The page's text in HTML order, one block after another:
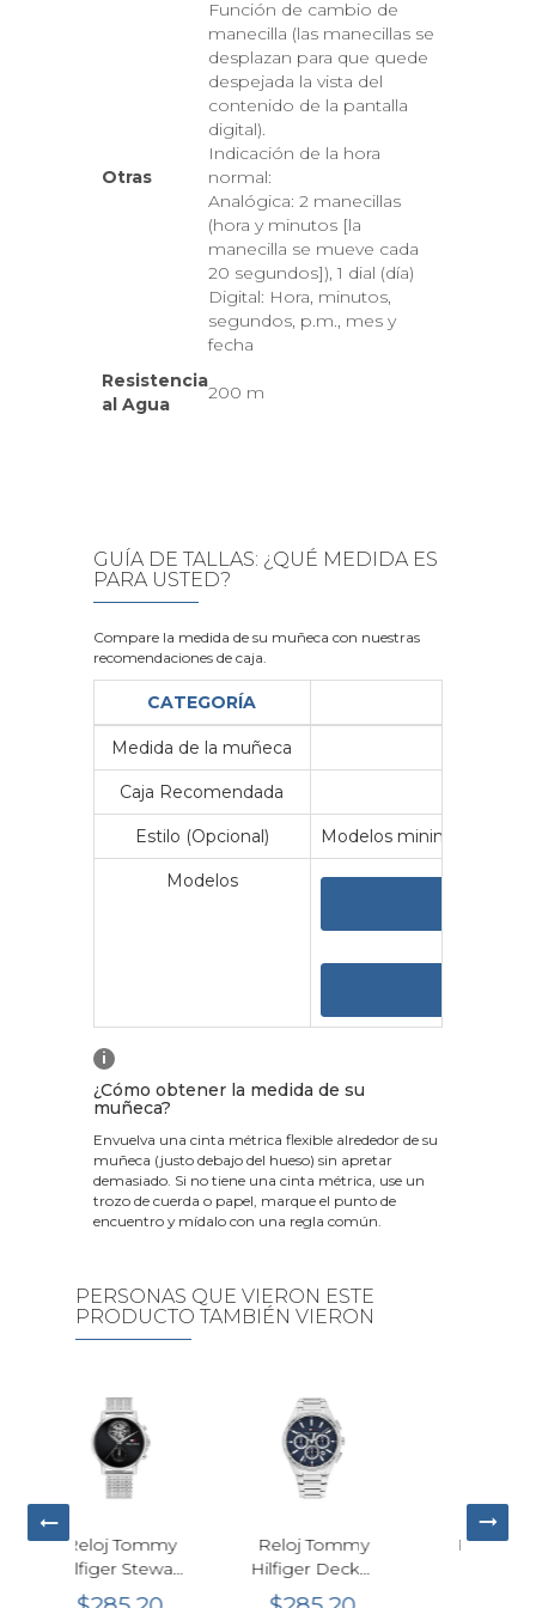
Otras
Función de cambio de
manecilla (las manecillas se
desplazan para que quede
despejada la vista del
contenido de la pantalla
digital).
Indicación de la hora
normal:
Analógica: 2 manecillas
(hora y minutos [la
manecilla se mueve cada
20 segundos]), 1 dial (día)
Digital: Hora, minutos,
segundos, p.m., mes y
fecha
Resistencia
al Agua
200 m
GUÍA DE TALLAS: ¿QUÉ MEDIDA ES
PARA USTED?
Compare la medida de su muñeca con nuestras
recomendaciones de caja.
CATEGORÍA
Medida de la muñeca
Caja Recomendada
Estilo (Opcional) Modelos minimalistas y
Modelos
i
¿Cómo obtener la medida de su
muñeca?
Envuelva una cinta métrica flexible alrededor de su
muñeca (justo debajo del hueso) sin apretar
demasiado. Si no tiene una cinta métrica, use un
trozo de cuerda o papel, marque el punto de
encuentro y mídalo con una regla común.
PERSONAS QUE VIERON ESTE
PRODUCTO TAMBIÉN VIERON
Reloj Tommy
Hilfiger Decker
Cronógrafo
Reloj Calvin
Klein CK
Empower